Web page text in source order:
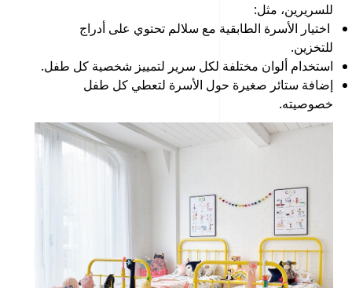
للسريرين، مثل:
اختيار الأسرة الطابقية مع سلالم تحتوي على أدراج
للتخزين.
استخدام ألوان مختلفة لكل سرير لتمييز شخصية كل طفل.
إضافة ستائر صغيرة حول الأسرة لتعطي كل طفل
خصوصيته.